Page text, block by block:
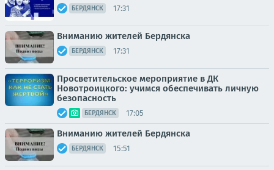
БЕРДЯНСК 17:31
Вниманию жителей Бердянска
БЕРДЯНСК 17:31
Просветительское мероприятие в ДК
Новотроицкого: учимся обеспечивать личную
безопасность
БЕРДЯНСК 17:05
Вниманию жителей Бердянска
БЕРДЯНСК 15:51